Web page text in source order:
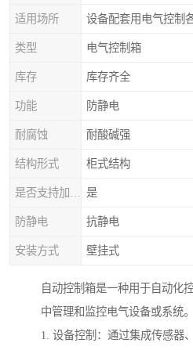
适用场所 设备配套用电气控制
类型 电气控制箱
库存 库存齐全
功能 防静电
耐腐蚀 耐酸碱强
结构形式 柜式结构
是
防静电 抗静电
安装方式 壁挂式
自动控制箱是一种用于自动化
中管理和监控电气设备或系统
1. 设备控制：通过集成传感器